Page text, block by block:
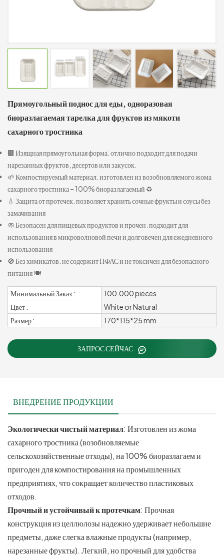
Прямоугольный поднос для еды, одноразовая
биоразлагаемая тарелка для фруктов из мякоти
сахарного тростника
🟫 Изящная прямоугольная форма: отлично подходит для подачи
нарезанных фруктов, десертов или закусок.
🌱 Компостируемый материал: изготовлен из возобновляемого жома
сахарного тростника – 100% биоразлагаемый ♻️
💧 Защита от протечек: позволяет хранить сочные фрукты и соусы без
замачивания
🧼 Безопасен для пищевых продуктов и прочен: подходит для
использования в микроволновой печи и долговечен для ежедневного
использования
🚫 Без химикатов: не содержит ПФАС и не токсичен для безопасного
питания 🍽️
Минимальный Заказ :
100.000 pieces
Цвет :
White or Natural
Размер :
170*115*25 mm
ЗАПРОС СЕЙЧАС
ВНЕДРЕНИЕ ПРОДУКЦИИ
Экологически чистый материал: Изготовлен из жома
сахарного тростника (возобновляемые
сельскохозяйственные отходы), на 100% биоразлагаем и
пригоден для компостирования на промышленных
предприятиях, что сокращает количество пластиковых
отходов.
Прочный и устойчивый к протечкам: Прочная
конструкция из целлюлозы надежно удерживает небольшие
предметы, даже слегка влажные продукты (например,
нарезанные фрукты). Легкий, но прочный для удобства